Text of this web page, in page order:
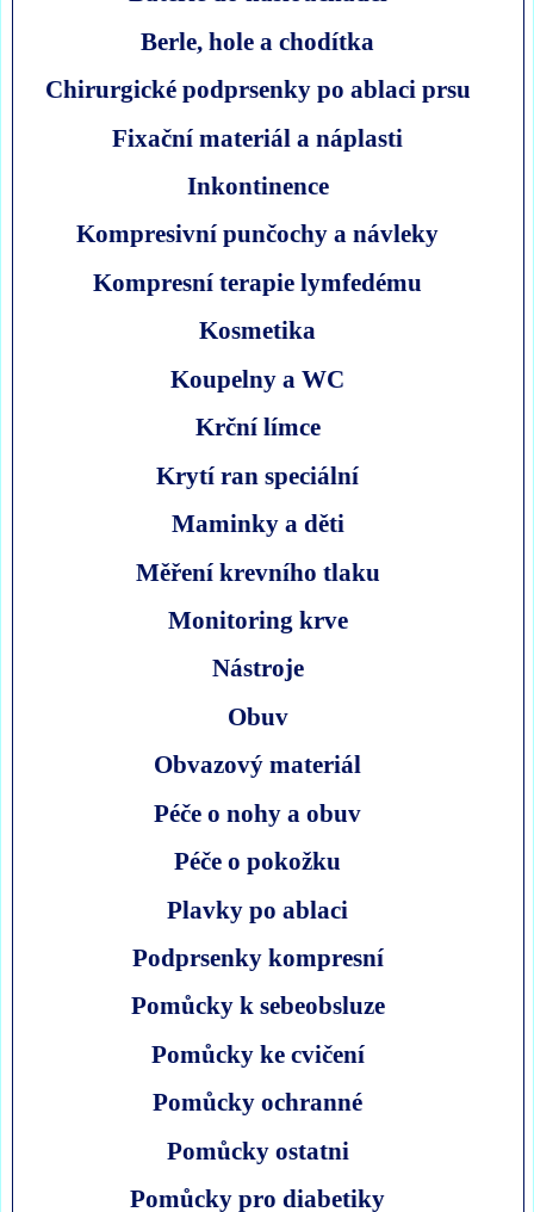
Berle, hole a chodítka
Chirurgické podprsenky po ablaci prsu
Fixační materiál a náplasti
Inkontinence
Kompresivní punčochy a návleky
Kompresní terapie lymfedému
Kosmetika
Koupelny a WC
Krční límce
Krytí ran speciální
Maminky a děti
Měření krevního tlaku
Monitoring krve
Nástroje
Obuv
Obvazový materiál
Péče o nohy a obuv
Péče o pokožku
Plavky po ablaci
Podprsenky kompresní
Pomůcky k sebeobsluze
Pomůcky ke cvičení
Pomůcky ochranné
Pomůcky ostatni
Pomůcky pro diabetiky